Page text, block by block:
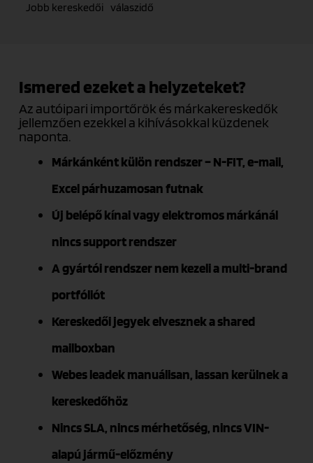
Jobb kereskedői válaszidő
Ismered ezeket a helyzeteket?
Az autóipari importőrök és márkakereskedők
jellemzően ezekkel a kihívásokkal küzdenek
naponta.
Márkánként külön rendszer – N-FIT, e-mail,
Excel párhuzamosan futnak
Új belépő kínai vagy elektromos márkánál
nincs support rendszer
A gyártói rendszer nem kezeli a multi-brand
portfóliót
Kereskedői jegyek elvesznek a shared
mailboxban
Webes leadek manuálisan, lassan kerülnek a
kereskedőhöz
Nincs SLA, nincs mérhetőség, nincs VIN-
alapú jármű-előzmény